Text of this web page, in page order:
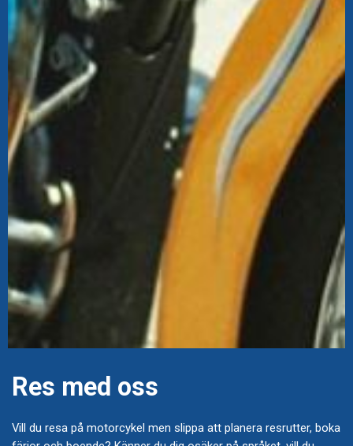
Res med oss
Vill du resa på motorcykel men slippa att planera resrutter, boka